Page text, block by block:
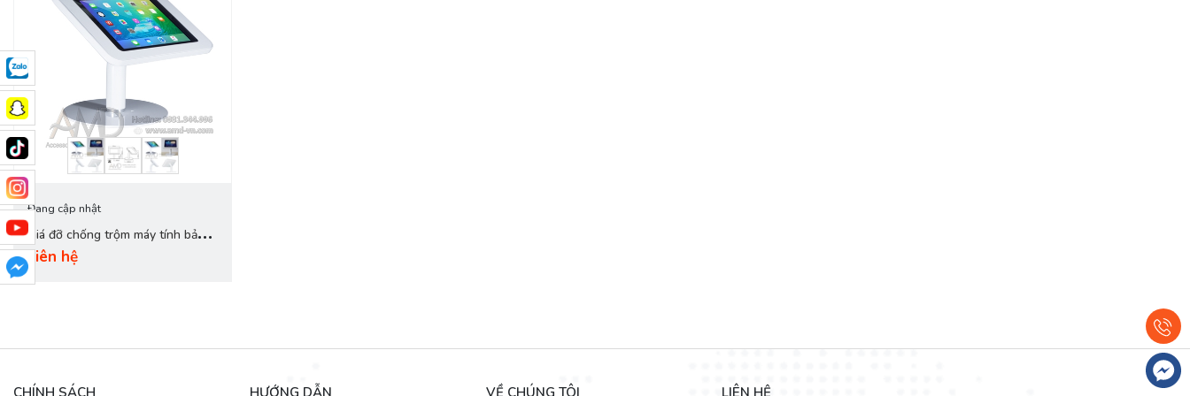
Đang cập nhật
Giá đỡ chống trộm máy tính bảng
trên bàn X2201-FSB
Liên hệ